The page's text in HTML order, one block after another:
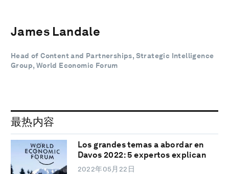
James Landale
Head of Content and Partnerships, Strategic Intelligence
Group, World Economic Forum
最热内容
Los grandes temas a abordar en
Davos 2022: 5 expertos explican
2022年05月22日